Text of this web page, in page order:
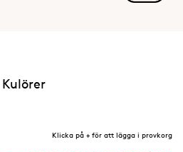
Kulörer
Klicka på + för att lägga i provkorg